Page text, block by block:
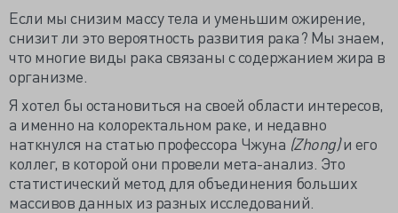
Если мы снизим массу тела и уменьшим ожирение,
снизит ли это вероятность развития рака? Мы знаем,
что многие виды рака связаны с содержанием жира в
организме.
Я хотел бы остановиться на своей области интересов,
а именно на колоректальном раке, и недавно
наткнулся на статью профессора Чжуна (Zhong)и его
коллег, в которой они провели мета-анализ. Это
статистический метод для объединения больших
массивов данных из разных исследований.